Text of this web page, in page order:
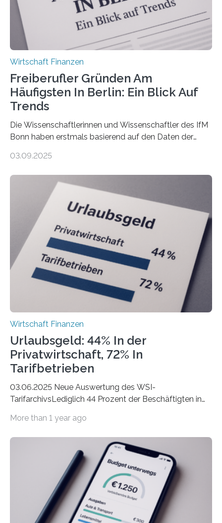
bereits Regelungen…
Wirtschaft Finanzen
Freiberufler Gründen Am
Häufigsten In Berlin: Ein Blick Auf
Trends
Die Wissenschaftlerinnen und Wissenschaftler des IfM
Bonn haben erstmals basierend auf den Daten der
Landkreise mit den meisten Gründungen von
ist demnach Berlin. Betrachtet man nur die Gründungen
der Freiberuflerinnen, so liegt Leipzig an der Spitze. In
Berlin starteten in 2024 die meisten Personen in eine
eigene freiberufliche Existenz, dahinter folgten die
Städte Hamburg, München und Köln. Betrachtet man
hingegen die Existenzgründungsintensität – die Anzahl
der freiberuflichen Gründungen je…
03.09.2025
Wirtschaft Finanzen
Urlaubsgeld: 44% In der
Privatwirtschaft, 72% In
Tarifbetrieben
03.06.2025 Neue Auswertung des WSI-
TarifarchivsLediglich 44 Prozent der Beschäftigten in
tarifgebundenen Betrieben ist der Anteil mit 72 Prozent
Unterkünfte fast überall deutlich teurer geworden. Für
viele Beschäftigte ist deshalb das zumeist im Juni oder
Juli ausgezahlte Urlaubsgeld ein wichtiger Faktor, um
sich den wohlverdienten Jahresurlaub leisten zu
können. Allerdings erhält mit 44 Prozent noch nicht
einmal die Hälfte aller Beschäftigten in der
Privatwirtschaft Urlaubsgeld. Zu diesem…
More than 1 year ago